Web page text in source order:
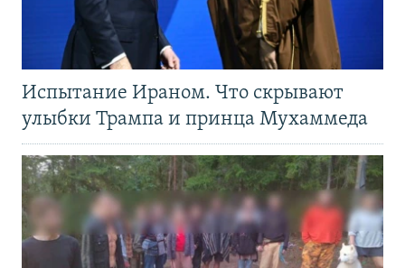
Испытание Ираном. Что скрывают
улыбки Трампа и принца Мухаммеда